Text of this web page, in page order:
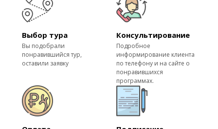
Выбор тура
Вы подобрали
понравившийся тур,
оставили заявку
Консультирование
Подробное
информирование клиента
по телефону и на сайте о
понравившихся
программах.